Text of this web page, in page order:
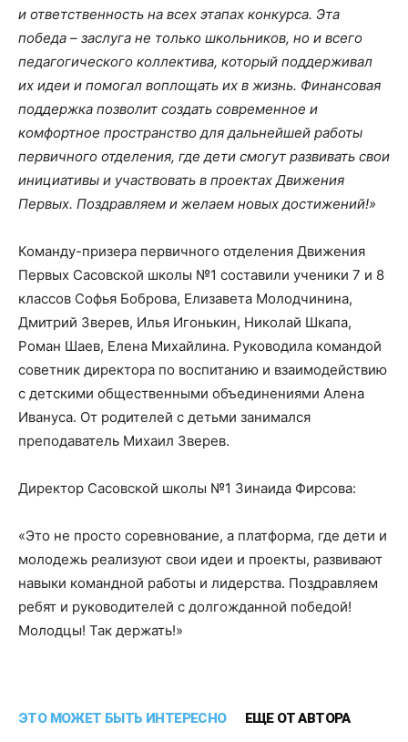
и ответственность на всех этапах конкурса. Эта
победа – заслуга не только школьников, но и всего
педагогического коллектива, который поддерживал
их идеи и помогал воплощать их в жизнь. Финансовая
поддержка позволит создать современное и
комфортное пространство для дальнейшей работы
первичного отделения, где дети смогут развивать свои
инициативы и участвовать в проектах Движения
Первых. Поздравляем и желаем новых достижений!»
Команду-призера первичного отделения Движения
Первых Сасовской школы №1 составили ученики 7 и 8
классов Софья Боброва, Елизавета Молодчинина,
Дмитрий Зверев, Илья Игонькин, Николай Шкапа,
Роман Шаев, Елена Михайлина. Руководила командой
советник директора по воспитанию и взаимодействию
с детскими общественными объединениями Алена
Ивануса. От родителей с детьми занимался
преподаватель Михаил Зверев.
Директор Сасовской школы №1 Зинаида Фирсова:
«Это не просто соревнование, а платформа, где дети и
молодежь реализуют свои идеи и проекты, развивают
навыки командной работы и лидерства. Поздравляем
ребят и руководителей с долгожданной победой!
Молодцы! Так держать!»
ЭТО МОЖЕТ БЫТЬ ИНТЕРЕСНО ЕЩЕ ОТ АВТОРА